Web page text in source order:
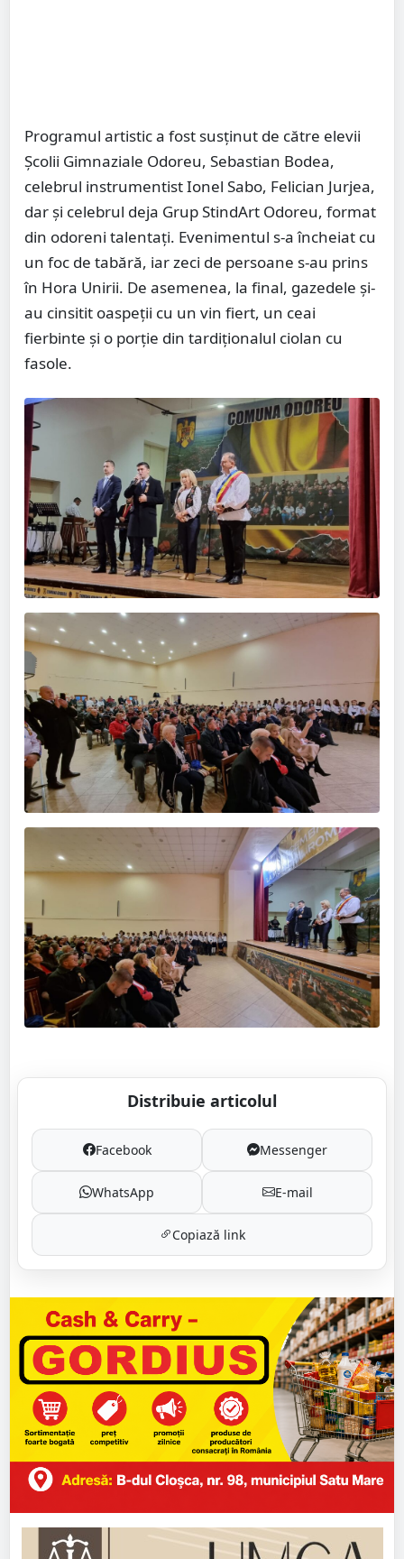
Programul artistic a fost susținut de către elevii
Școlii Gimnaziale Odoreu, Sebastian Bodea,
celebrul instrumentist Ionel Sabo, Felician Jurjea,
dar și celebrul deja Grup StindArt Odoreu, format
din odoreni talentați. Evenimentul s-a încheiat cu
un foc de tabără, iar zeci de persoane s-au prins
în Hora Unirii. De asemenea, la final, gazedele și-
au cinsitit oaspeții cu un vin fiert, un ceai
fierbinte și o porție din tardiționalul ciolan cu
fasole.
Distribuie articolul
Facebook Messenger
WhatsApp E-mail
Copiază link